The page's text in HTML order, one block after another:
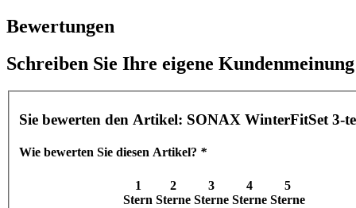
Bewertungen
Schreiben Sie Ihre eigene Kundenmeinung
Sie bewerten den Artikel: SONAX WinterFitSet 3-
Wie bewerten Sie diesen Artikel? *
1
Stern
2
Sterne
3
Sterne
4
Sterne
5
Sterne